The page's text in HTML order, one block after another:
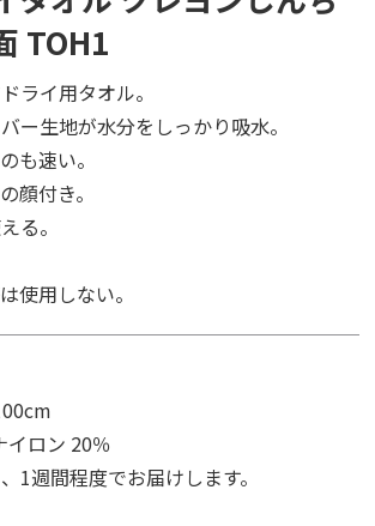
TOH1
ライ用タオル。
ー生地が水分をしっかり吸水。
も速い。
顔付き。
る。
使用しない。
ロン 20％
週間程度でお届けします。